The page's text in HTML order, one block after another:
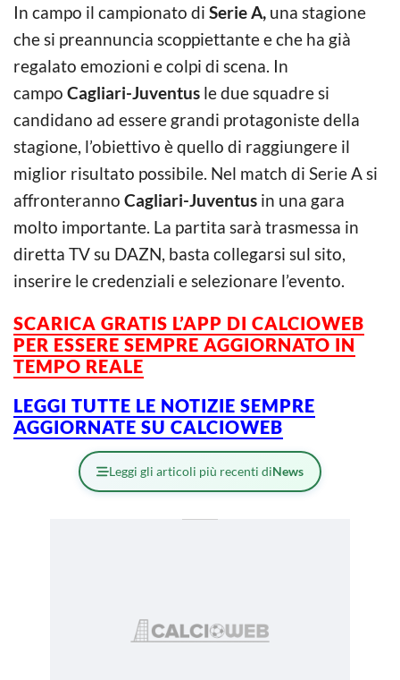
In campo il campionato di Serie A, una stagione
che si preannuncia scoppiettante e che ha già
regalato emozioni e colpi di scena. In
campo Cagliari-Juventus le due squadre si
candidano ad essere grandi protagoniste della
stagione, l’obiettivo è quello di raggiungere il
miglior risultato possibile. Nel match di Serie A si
affronteranno Cagliari-Juventus in una gara
molto importante. La partita sarà trasmessa in
diretta TV su DAZN, basta collegarsi sul sito,
inserire le credenziali e selezionare l’evento.
SCARICA GRATIS L’APP DI CALCIOWEB
PER ESSERE SEMPRE AGGIORNATO IN
TEMPO REALE
LEGGI TUTTE LE NOTIZIE SEMPRE
AGGIORNATE SU CALCIOWEB
Leggi gli articoli più recenti diNews